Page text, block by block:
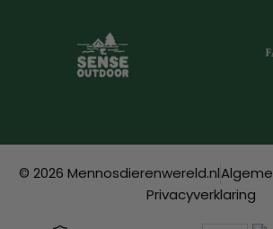
© 2026 Mennosdierenwereld.nl
Privacyverklaring